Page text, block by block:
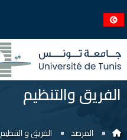
الفريق والتنظيم
المرصد الفريق و التنظيم